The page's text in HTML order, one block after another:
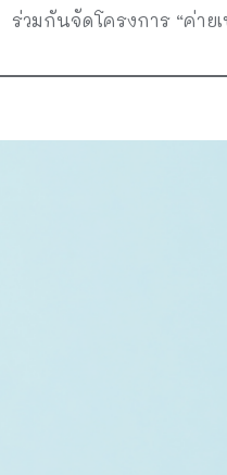
ร่วมกันจัดโครงการ “ค่าย